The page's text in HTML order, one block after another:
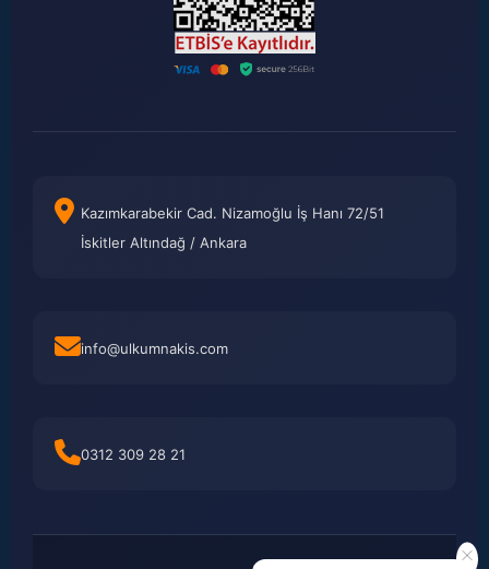
Kazımkarabekir Cad. Nizamoğlu İş Hanı 72/51
İskitler Altındağ / Ankara
info@ulkumnakis.com
0312 309 28 21